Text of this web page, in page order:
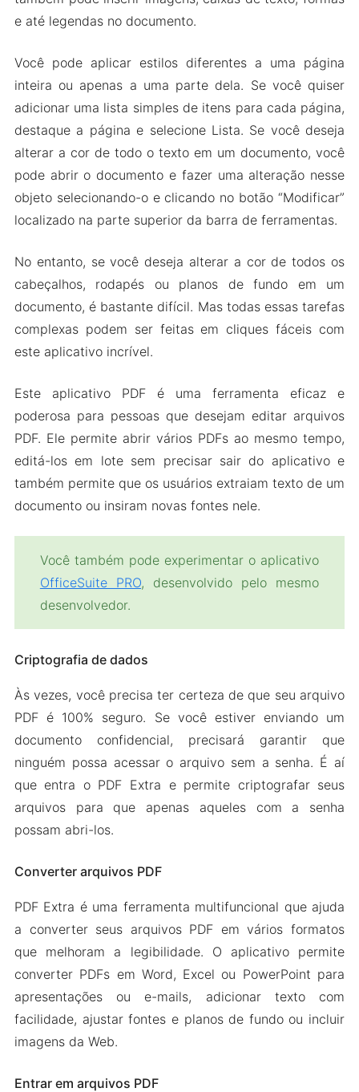
Baixe PDF Extra MOD Apk para Android 2024
e até legendas no documento.
Você pode aplicar estilos diferentes a uma página
inteira ou apenas a uma parte dela. Se você quiser
adicionar uma lista simples de itens para cada página,
destaque a página e selecione Lista. Se você deseja
alterar a cor de todo o texto em um documento, você
pode abrir o documento e fazer uma alteração nesse
objeto selecionando-o e clicando no botão “Modificar”
localizado na parte superior da barra de ferramentas.
No entanto, se você deseja alterar a cor de todos os
cabeçalhos, rodapés ou planos de fundo em um
documento, é bastante difícil. Mas todas essas tarefas
complexas podem ser feitas em cliques fáceis com
este aplicativo incrível.
Este aplicativo PDF é uma ferramenta eficaz e
poderosa para pessoas que desejam editar arquivos
PDF. Ele permite abrir vários PDFs ao mesmo tempo,
editá-los em lote sem precisar sair do aplicativo e
também permite que os usuários extraiam texto de um
documento ou insiram novas fontes nele.
Você também pode experimentar o aplicativo
OfficeSuite PRO, desenvolvido pelo mesmo
desenvolvedor.
Criptografia de dados
Às vezes, você precisa ter certeza de que seu arquivo
PDF é 100% seguro. Se você estiver enviando um
documento confidencial, precisará garantir que
ninguém possa acessar o arquivo sem a senha. É aí
que entra o PDF Extra e permite criptografar seus
arquivos para que apenas aqueles com a senha
possam abri-los.
Converter arquivos PDF
PDF Extra é uma ferramenta multifuncional que ajuda
a converter seus arquivos PDF em vários formatos
que melhoram a legibilidade. O aplicativo permite
converter PDFs em Word, Excel ou PowerPoint para
apresentações ou e-mails, adicionar texto com
facilidade, ajustar fontes e planos de fundo ou incluir
imagens da Web.
Entrar em arquivos PDF